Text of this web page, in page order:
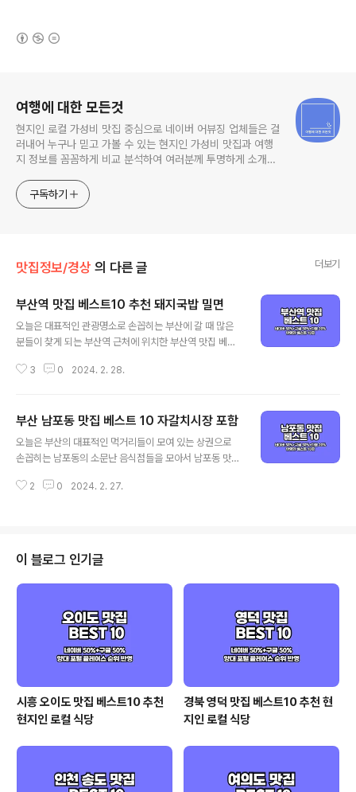
여행에 대한 모든것
현지인 로컬 가성비 맛집 중심으로 네이버 어뷰징 업체들은 걸
러내어 누구나 믿고 가볼 수 있는 현지인 가성비 맛집과 여행
지 정보를 꼼꼼하게 비교 분석하여 여러분께 투명하게 소개해
구독하기
맛집정보/경상 의 다른 글 더보기
부산역 맛집 베스트10 추천 돼지국밥 밀면
오늘은 대표적인 관광명소로 손꼽히는 부산에 갈 때 많은
분들이 찾게 되는 부산역 근처에 위치한 부산역 맛집 베스
인 돼지국밥과 부산밀면을 비롯해 만두와 피자, 불백집 등
음의 플레이스 순위를 반영하여 선정하였으며, 각 포털의
검색 기준은 네이버의 경우 최근 사람들이 많이 찾는 최신
트렌드가 반영되어 있고, 구글은 전통적인 맛집 중심으로
되었다고 보시면 되겠습니다. 그럼 3대 검색 포털에서 인
3 0 2024. 2. 28.
부산 남포동 맛집 베스트 10 자갈치시장 포함
오늘은 부산의 대표적인 먹거리들이 모여 있는 상권으로
손꼽히는 남포동의 소문난 음식점들을 모아서 남포동 맛집
포동 상권이기 때문에 중식당으로 유명한 홍유단을 비롯해
0%)를 비롯해 구글과 다음의 플레이스 순위를 반영하여
선정하였으며, 각 포털의 검색 기준은 네이버의 경우 최근
사람들이 많이 찾는 최신 트렌드가 반영되어 있고, 구글은
점으로 카카오 맵이 반영되었다고 보시면 되겠습니다. 그
럼 3대 검색 포털에서 인증된 부산 남포동 ..
2 0 2024. 2. 27.
이 블로그 인기글
시흥 오이도 맛집 베스트10 추천
현지인 로컬 식당
경북 영덕 맛집 베스트10 추천 현
지인 로컬 식당